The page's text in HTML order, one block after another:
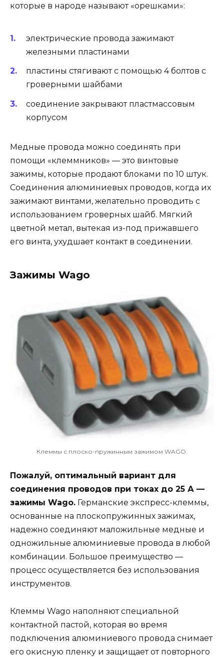
которые в народе называют «орешками»:
электрические провода зажимают
железными пластинами
пластины стягивают с помощью 4 болтов с
гроверными шайбами
соединение закрывают пластмассовым
корпусом
Медные провода можно соединять при
помощи «клеммников» — это винтовые
зажимы, которые продают блоками по 10 штук.
Соединения алюминиевых проводов, когда их
зажимают винтами, желательно проводить с
использованием гроверных шайб. Мягкий
цветной метал, вытекая из-под прижавшего
его винта, ухудшает контакт в соединении.
Зажимы Wago
Клеммы с плоско-пружинным зажимом WAGO.
Пожалуй, оптимальный вариант для
соединения проводов при токах до 25 А —
зажимы Wago. Германские экспресс-клеммы,
основанные на плоскопружинных зажимах,
надежно соединяют маложильные медные и
одножильные алюминиевые провода в любой
комбинации. Большое преимущество —
процесс осуществляется без использования
инструментов.
Клеммы Wago наполняют специальной
контактной пастой, которая во время
подключения алюминиевого провода снимает
его окисную пленку и защищает от повторного